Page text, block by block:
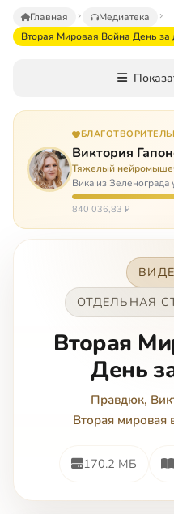
Главная
Медиатека
Вторая Мировая Война День за
Виктория
Тяжелый
Вика из Зеленограда
будучи в
привыкать к
840 036,83 ₽
ОТДЕЛЬНАЯ
Вторая
День
Правдюк,
Вторая мировая
170.2 МБ